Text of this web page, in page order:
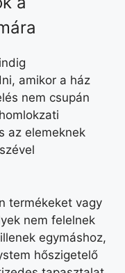
amikor a ház
nem csupán
az elemeknek
termékeket vagy
nem felelnek
egymáshoz,
hőszigetelő